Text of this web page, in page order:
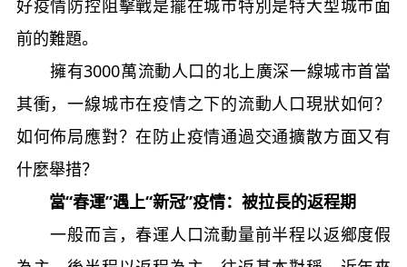
好疫情防控阻擊戰是擺在城市特別是特大型城市面
前的難題。
擁有3000萬流動人口的北上廣深一線城市首當
其衝，一線城市在疫情之下的流動人口現狀如何？
如何佈局應對？在防止疫情通過交通擴散方面又有
什麼舉措？
當“春運”遇上“新冠”疫情：被拉長的返程期
一般而言，春運人口流動量前半程以返鄉度假